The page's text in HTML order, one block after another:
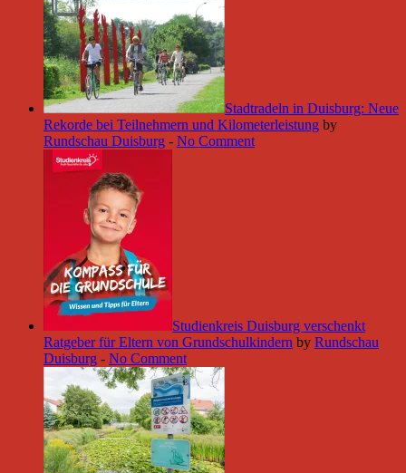
Stadtradeln in Duisburg: Neue
Rekorde bei Teilnehmern und Kilometerleistung by
Rundschau Duisburg - No Comment
Studienkreis Duisburg verschenkt
Ratgeber für Eltern von Grundschulkindern by Rundschau
Duisburg - No Comment